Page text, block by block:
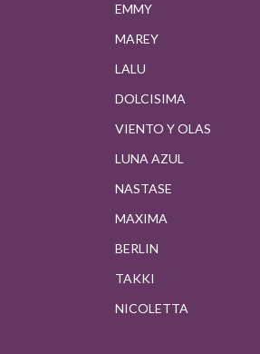
EMMY
MAREY
LALU
DOLCISIMA
VIENTO Y OLAS
LUNA AZUL
NASTASE
MAXIMA
BERLIN
TAKKI
NICOLETTA